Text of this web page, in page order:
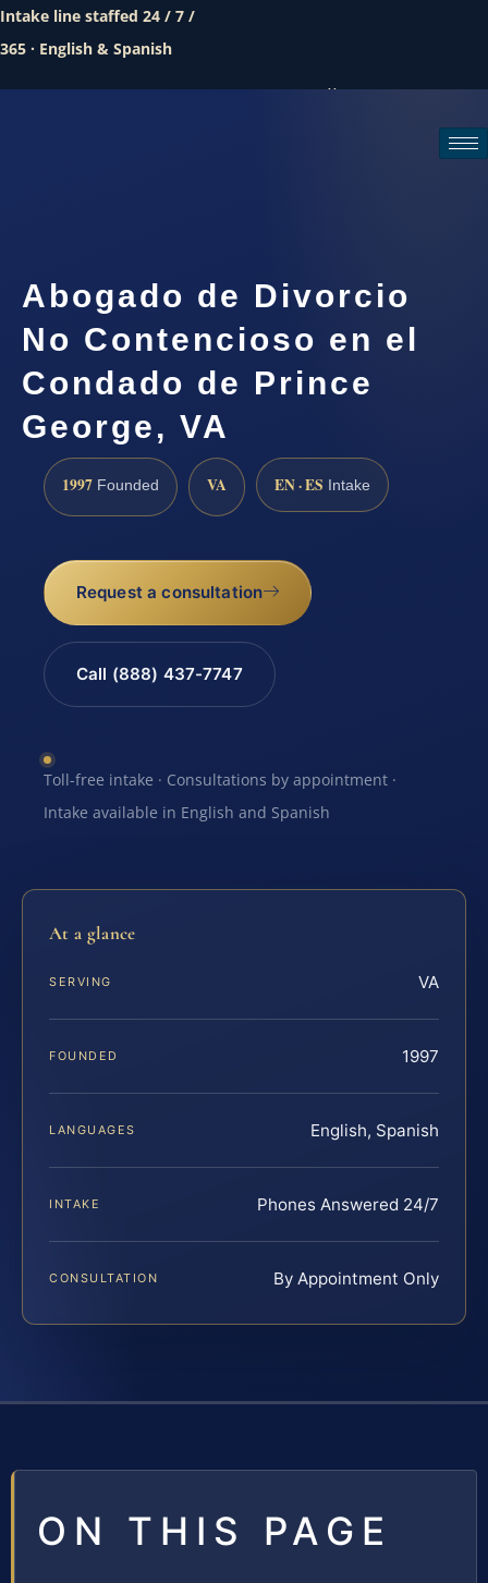
Intake line staffed 24 / 7 /
365 · English & Spanish
Call (888) 437-7747
Abogado de Divorcio
No Contencioso en el
Condado de Prince
George, VA
1997 Founded VA EN · ES Intake
Request a consultation
Call (888) 437-7747
Toll-free intake · Consultations by appointment ·
Intake available in English and Spanish
At a glance
SERVING VA
FOUNDED 1997
LANGUAGES English, Spanish
INTAKE Phones Answered 24/7
CONSULTATION By Appointment Only
ON THIS PAGE